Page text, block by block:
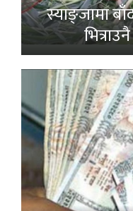
स्याङ्जामा